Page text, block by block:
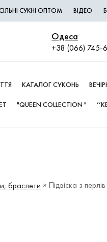
СУКНІ ОПТОМ ВІДЕО
Одеса
+38 (066) 745-
КАТАЛОГ СУКОНЬ
"QUEEN COLLECTION "
браслети Підвіска з перлів